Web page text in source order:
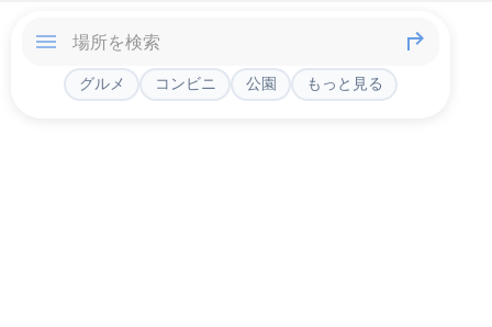
グルメ コンビニ 公園 もっと見る